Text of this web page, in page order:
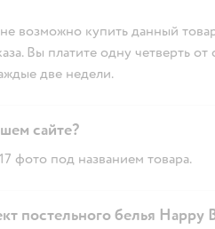
возможно купить данный
Вы платите одну четверть от
две недели.
сайте?
фото под названием товара.
постельного белья